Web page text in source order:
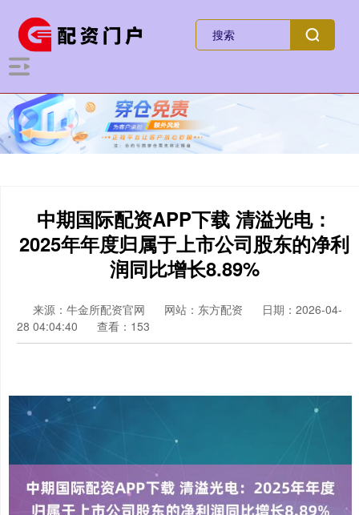
中期国际配资APP下载 清溢光电：
2025年年度归属于上市公司股东的净利
润同比增长8.89%
来源：牛金所配资官网 网站：东方配资
日期：2026-04-
28 04:04:40
查看：153